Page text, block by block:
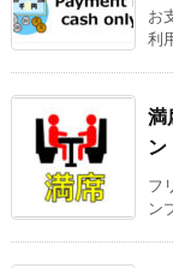
お
利
満
ン
フ
ン